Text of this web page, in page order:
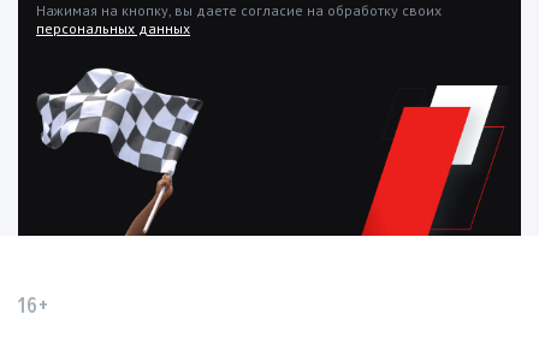
Нажимая на кнопку, вы даете согласие на обработку своих
персональных данных
16+